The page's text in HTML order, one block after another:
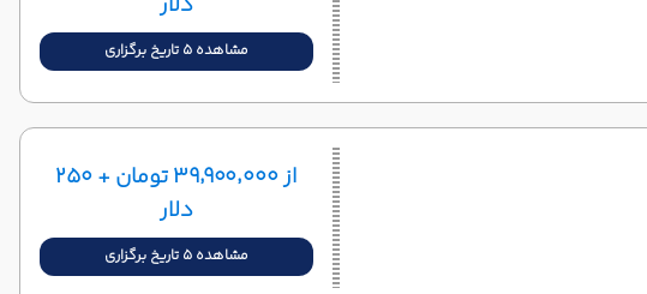
مشاهده 5 تاریخ برگزاری
از ۳۹٬۹۰۰٬۰۰۰ تومان + ۲۵۰
دلار
مشاهده 5 تاریخ برگزاری